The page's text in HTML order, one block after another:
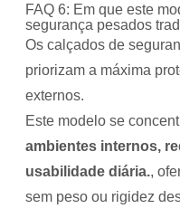
FAQ 6: Em que este
segurança pesados
Os calçados de
priorizam a máxima
externos.
Este modelo se
ambientes internos,
usabilidade diária.,
sem peso ou rigidez